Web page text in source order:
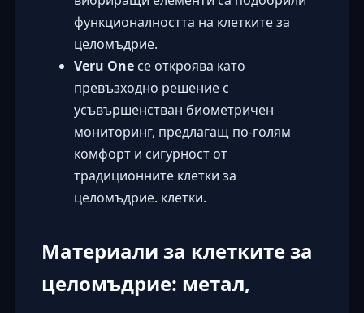
функционалността на клетките за
целомъдрие.
Veru Oneсе откроява като
превъзходно решение с
усъвършенстван биометричен
мониторинг, предлагащ по-голям
комфорт и сигурност от
традиционните клетки за
целомъдрие. клетки.
Материали за клетките за
целомъдрие: метал,